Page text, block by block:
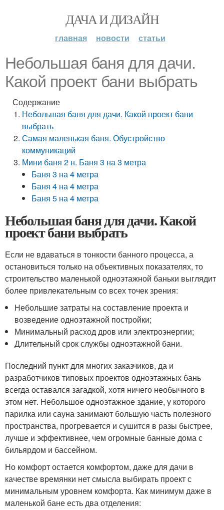
ДАЧА И ДИЗАЙН
главная новости статьи
Небольшая баня для дачи.
Какой проект бани выбрать
Содержание
Небольшая баня для дачи. Какой проект бани
выбрать
Самая маленькая баня. Обустройство
коммуникаций
Мини баня 2 н. Баня 3 на 3 метра
Баня 3 на 4 метра
Баня 4 на 4 метра
Баня 5 на 4 метра
Небольшая баня для дачи. Какой
проект бани выбрать
Если не вдаваться в тонкости банного процесса, а
остановиться только на объективных показателях, то
строительство маленькой одноэтажной баньки выглядит
более привлекательным со всех точек зрения:
Небольшие затраты на составление проекта и
возведение одноэтажной постройки;
Минимальный расход дров или электроэнергии;
Длительный срок службы одноэтажной бани.
Последний пункт для многих заказчиков, да и
разработчиков типовых проектов одноэтажных бань
всегда оставался загадкой, хотя ничего необычного в
этом нет. Небольшое одноэтажное здание, у которого
парилка или сауна занимают большую часть полезного
пространства, прогревается и сушится в разы быстрее,
лучше и эффективнее, чем огромные банные дома с
бильярдом и бассейном.
Но комфорт остается комфортом, даже для дачи в
качестве времянки нет смысла выбирать проект с
минимальным уровнем комфорта. Как минимум даже в
маленькой бане есть два отделения: